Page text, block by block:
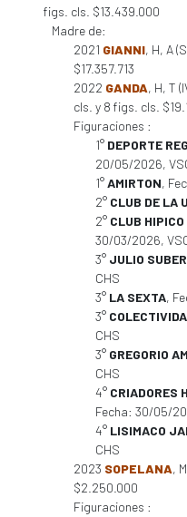
figs. cls. $13.439.000
Madre de:
2021 GIANNI, H, A
$17.357.713
2022 GANDA, H, T
cls. y 8 figs. cls.
Figuraciones :
1° DEPORTE
20/05/2026,
1°AMIRTON,
2° CLUB DE LA
2° CLUB
30/03/2026,
3° JULIO
CHS
3° LA SEXTA,
3°
CHS
3° GREGORIO
CHS
4° CRIADORES
Fecha: 30/05/
4° LISIMACO
CHS
2023 SOPELANA,
$2.250.000
Figuraciones :